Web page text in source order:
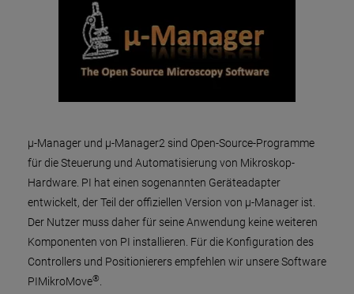
µ-Manager und µ-Manager2 sind Open-Source-Programme
für die Steuerung und Automatisierung von Mikroskop-
Hardware. PI hat einen sogenannten Geräteadapter
entwickelt, der Teil der offiziellen Version von µ-Manager ist.
Der Nutzer muss daher für seine Anwendung keine weiteren
Komponenten von PI installieren. Für die Konfiguration des
Controllers und Positionierers empfehlen wir unsere Software
PIMikroMove®